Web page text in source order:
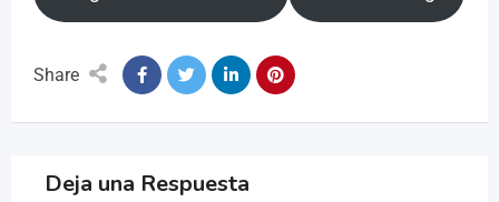
Share
Deja una Respuesta